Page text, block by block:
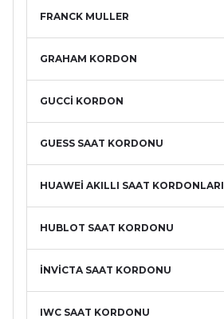
FRANCK MULLER
GRAHAM KORDON
GUCCİ KORDON
GUESS SAAT KORDONU
HUAWEİ AKILLI SAAT KORDONLARI
HUBLOT SAAT KORDONU
İNVİCTA SAAT KORDONU
IWC SAAT KORDONU